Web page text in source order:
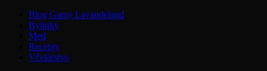
Blog Gamy Lavandeland
Bylinky
Med
Recepty
Včelárstvo